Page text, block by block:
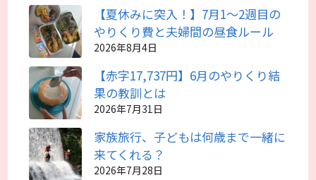
【夏休みに突入！】7月1～2週目の
やりくり費と夫婦間の昼食ルール
2026年8月4日
【赤字17,737円】6月のやりくり結
果の教訓とは
2026年7月31日
家族旅行、子どもは何歳まで一緒に
来てくれる？
2026年7月28日